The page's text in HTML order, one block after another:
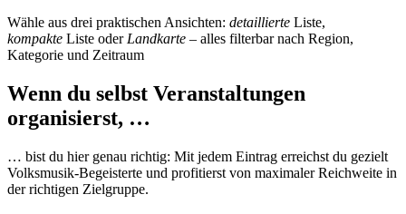
Wähle aus drei praktischen Ansichten: detaillierte Liste,
kompakte Liste oder Landkarte – alles filterbar nach Region,
Kategorie und Zeitraum
Wenn du selbst Veranstaltungen
organisierst, …
… bist du hier genau richtig: Mit jedem Eintrag erreichst du gezielt
Volksmusik-Begeisterte und profitierst von maximaler Reichweite in
der richtigen Zielgruppe.